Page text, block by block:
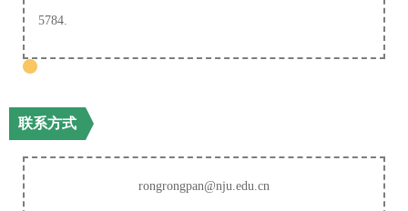
5784.
联系方式
rongrongpan@nju.edu.cn